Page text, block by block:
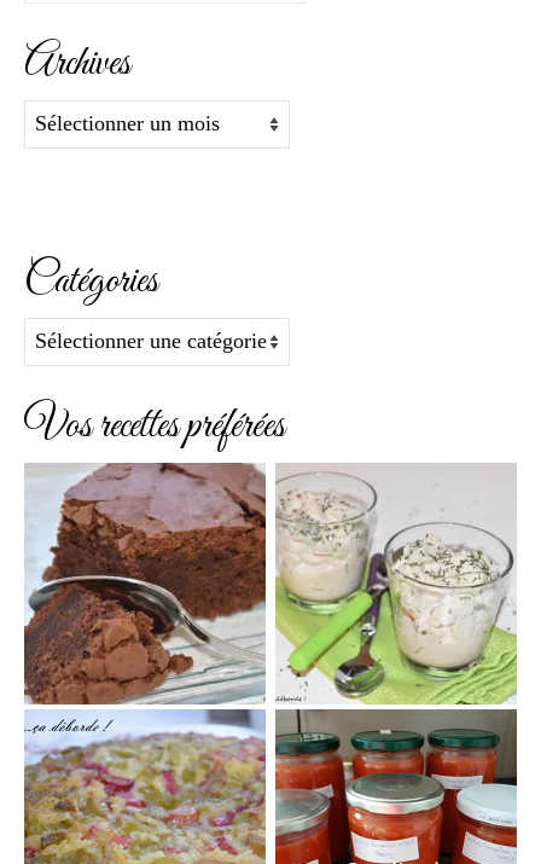
Archives
Archives
Catégories
Catégories
Vos recettes préférées